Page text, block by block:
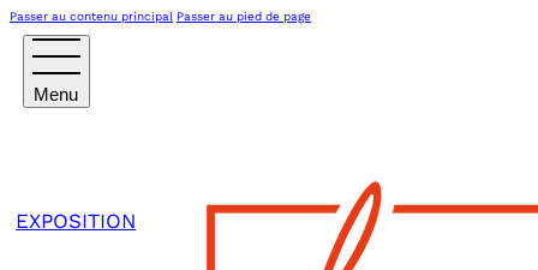
Passer au contenu principal Passer au pied de page
EXPOSITION